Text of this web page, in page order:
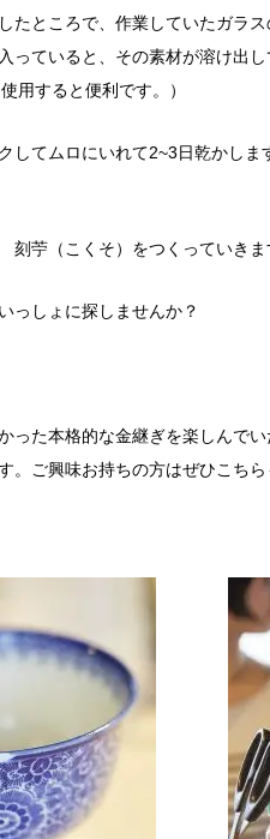
たところで、作業していたガラ
っていると、その素材が溶け出
用すると便利です。）
してムロにいれて2~3日乾かしま
苧（こくそ）をつくっていきま
っしょに探しませんか？
った本格的な金継ぎを楽しんで
。ご興味お持ちの方はぜひこち